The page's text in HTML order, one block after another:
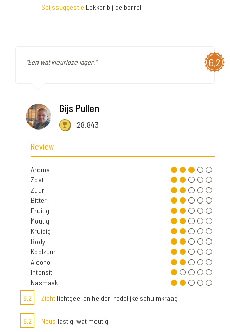
Spijssuggestie Lekker bij de borrel
6,2
"Een wat kleurloze lager."
Gijs Pullen
28.843
Review
Aroma
Zoet
Zuur
Bitter
Fruitig
Moutig
Kruidig
Body
Koolzuur
Alcohol
Intensit.
Nasmaak
6,2
Zicht lichtgeel en helder, redelijke schuimkraag
6,2 Neus lastig, wat moutig